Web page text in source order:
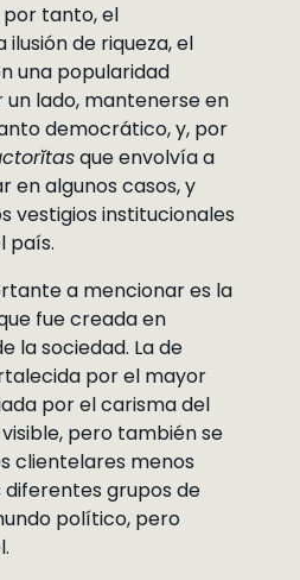
por tanto, el
de riqueza, el
una popularidad
lado, mantenerse en
democrático, y, por
que envolvía a
en algunos casos, y
vestigios institucionales
país.
a mencionar es la
fue creada en
la sociedad. La de
por el mayor
por el carisma del
pero también se
clientelares menos
grupos de
político, pero